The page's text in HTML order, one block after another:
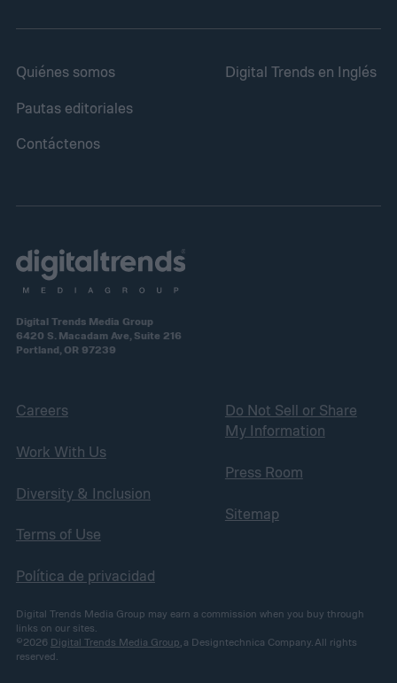
Quiénes somos
Pautas editoriales
Contáctenos
Digital Trends en Inglés
Digital Trends Media Group
6420 S. Macadam Ave, Suite 216
Portland, OR 97239
Careers
Work With Us
Diversity & Inclusion
Terms of Use
Política de privacidad
Do Not Sell or Share
My Information
Press Room
Sitemap
Digital Trends Media Group may earn a commission when you buy through
links on our sites.
©2026 Digital Trends Media Group, a Designtechnica Company. All rights
reserved.